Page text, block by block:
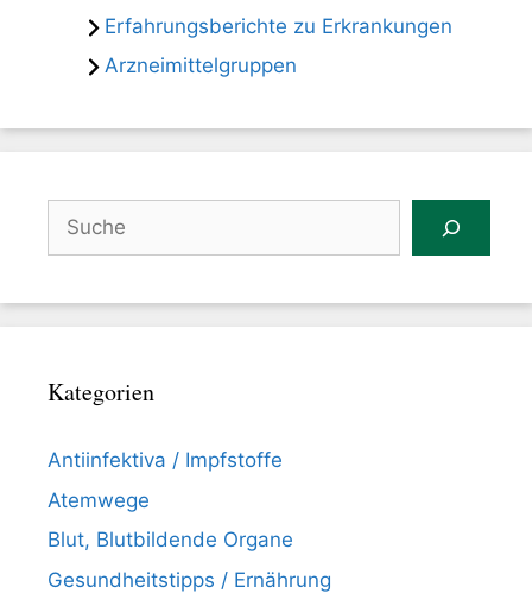
Erfahrungsberichte zu Erkrankungen
Arzneimittelgruppen
Suchen
Kategorien
Antiinfektiva / Impfstoffe
Atemwege
Blut, Blutbildende Organe
Gesundheitstipps / Ernährung